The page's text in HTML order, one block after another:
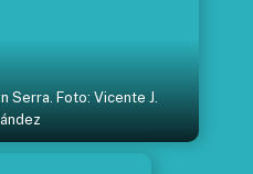
Serra. Foto: Vicente J.